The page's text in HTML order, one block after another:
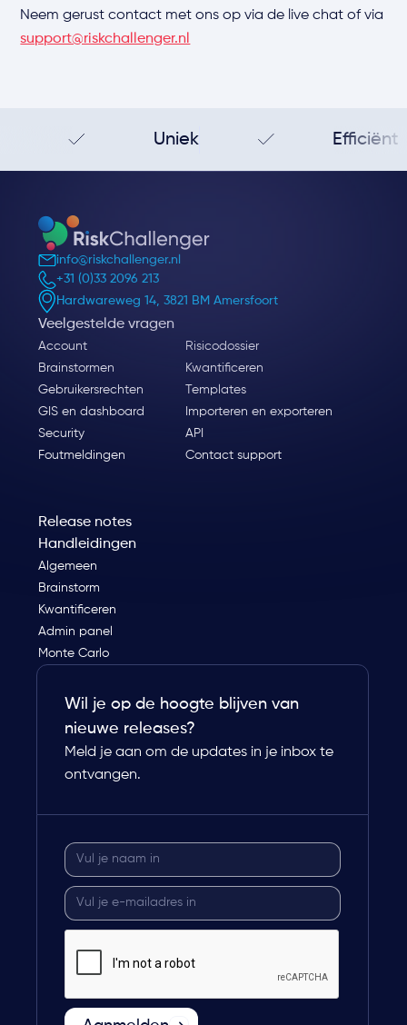
Neem gerust contact met ons op via de live chat of via
support@riskchallenger.nl
Uniek Efficiënt
info@riskchallenger.nl
+31 (0)33 2096 213
Hardwareweg 14, 3821 BM Amersfoort
Veelgestelde vragen
Account
Risicodossier
Brainstormen
Kwantificeren
Gebruikersrechten
Templates
GIS en dashboard
Importeren en exporteren
Security
API
Foutmeldingen
Contact support
Release notes
Handleidingen
Algemeen
Brainstorm
Kwantificeren
Admin panel
Monte Carlo
Wil je op de hoogte blijven van
nieuwe releases?
Meld je aan om de updates in je inbox te
ontvangen.